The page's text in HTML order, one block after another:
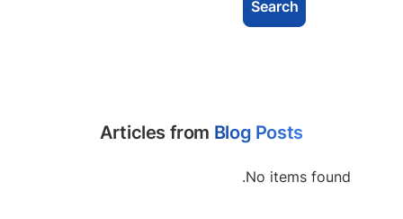
Articles from Blog Posts
No items found.